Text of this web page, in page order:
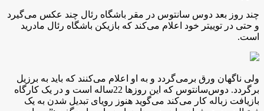
چند روز بعد دوس سانتوس در مقر باشگاه رئال چند عکس می‌گیرد
و حتی در توییتر خود اعلام می‌کند که بازیکن باشگاه رئال مادرید
است.
ولی ناگهان ورق برمی‌گردد و به او اعلام می‌کنند که باید به برزیل
برگردد. دوس‌سانتوس که این روزها 22ساله است و در یک کارگاه
بازیافت زباله کار می‌کند می‌گوید هنوز رویای تبدیل شدن به یک